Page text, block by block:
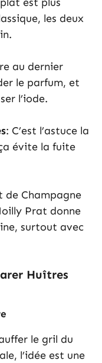
les deux
au dernier
le parfum, et
l’iode.
: C’est l’astuce la
évite la fuite
de Champagne
Prat donne
surtout avec
Huîtres
le gril du
l’idée est une